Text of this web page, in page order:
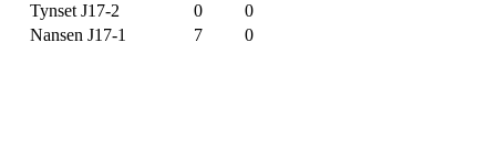
Tynset J17-2
0
0
Nansen J17-1
7 0